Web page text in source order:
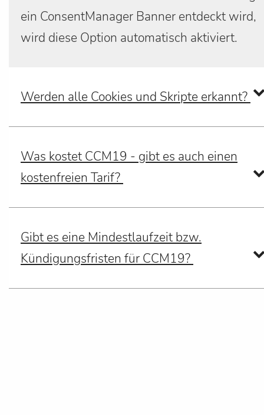
ein ConsentManager Banner entdeckt wird,
wird diese Option automatisch aktiviert.
Werden alle Cookies und Skripte erkannt?
Was kostet CCM19 - gibt es auch einen
kostenfreien Tarif?
Gibt es eine Mindestlaufzeit bzw.
Kündigungsfristen für CCM19?